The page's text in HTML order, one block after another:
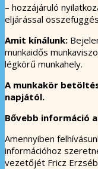
– hozzájáruló
eljárással
Amit kínálunk:
munkaidős
légkörű munkahely.
A munkakör
napjától.
Bővebb információ
Amennyiben
információhoz
vezetőjét Fricz